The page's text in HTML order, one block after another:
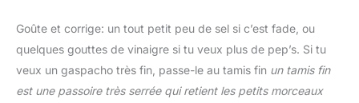
Goûte et corrige: un tout petit peu de sel si c’est fade, ou
quelques gouttes de vinaigre si tu veux plus de pep’s. Si tu
veux un gaspacho très fin, passe-le au tamis fin un tamis fin
est une passoire très serrée qui retient les petits morceaux